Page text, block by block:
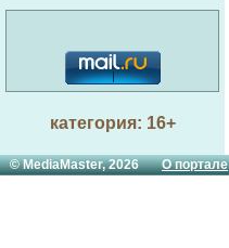
категория: 16+
© MediaMaster, 2026О портале